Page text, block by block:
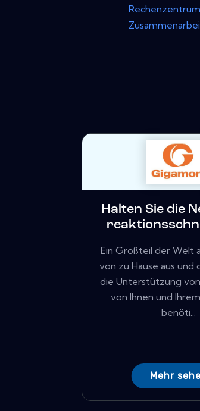
Rechenzentrum
Halten Sie die
Ein Großteil der Welt
von zu Hause aus und
die Unterstützung
von Ihnen und
benöti...
Mehr